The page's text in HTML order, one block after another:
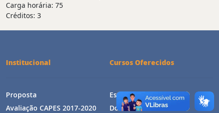
Carga horária: 75
Créditos: 3
Institucional
Proposta
Avaliação CAPES 2017-2020
Cursos Oferecidos
Estrutura Curricular
Doutorado